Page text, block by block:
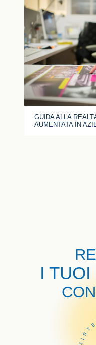
GUIDA ALLA
AUMENTATA IN
I TUOI